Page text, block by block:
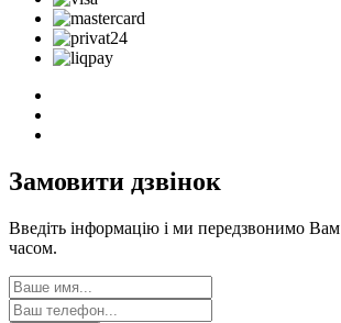
Замовити дзвінок
Введіть інформацію і ми передзвонимо
часом.